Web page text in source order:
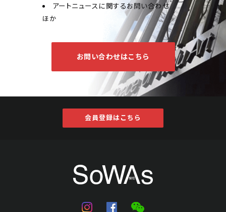
アートニュースに関するお問い合わせ
ほか
お問い合わせはこちら
会員登録はこちら